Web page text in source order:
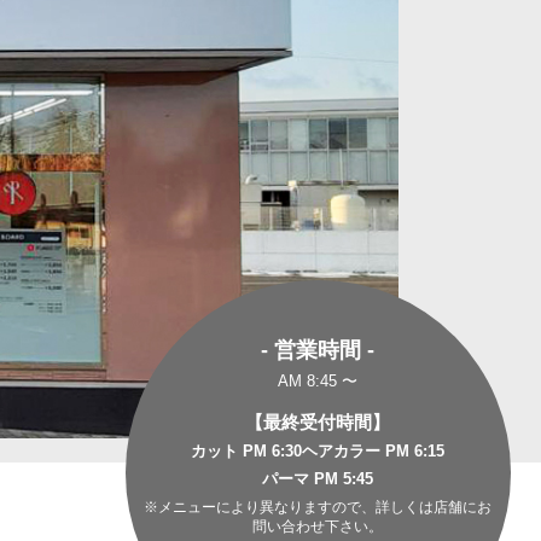
- 営業時間 -
AM 8:45 〜
【最終受付時間】
カット PM 6:30ヘアカラー PM 6:15
パーマ PM 5:45
※メニューにより異なりますので、詳しくは店舗にお
問い合わせ下さい。